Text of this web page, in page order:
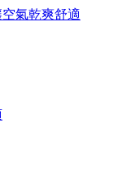
氣乾爽舒適